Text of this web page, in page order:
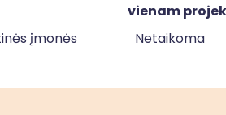
vienam
įmonės
Netaikoma